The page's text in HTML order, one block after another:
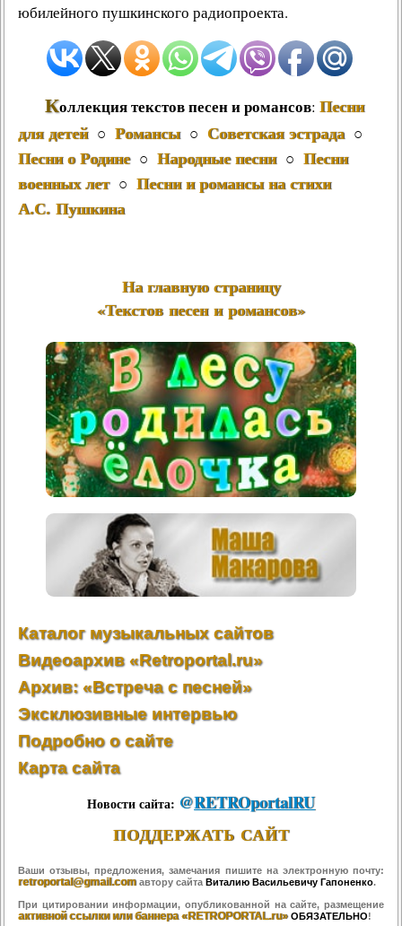
юбилейного пушкинского радиопроекта.
Коллекция текстов песен и романсов: Песни
для детей○ Романсы○ Советская эстрада○
Песни о Родине○ Народные песни○ Песни
военных лет○ Песни и романсы на стихи
А.С. Пушкина
На главную страницу
«Текстов песен и романсов»
Каталог музыкальных сайтов
Видеоархив «Retroportal.ru»
Архив: «Встреча с песней»
Эксклюзивные интервью
Подробно о сайте
Карта сайта
Новости сайта: @RETROportalRU
ПОДДЕРЖАТЬ САЙТ
Ваши отзывы, предложения, замечания пишите на электронную почту:
retroportal@gmail.com автору сайта Виталию Васильевичу Гапоненко.
При цитировании информации, опубликованной на сайте, размещение
активной ссылки или баннера «RETROPORTAL.ru» ОБЯЗАТЕЛЬНО!